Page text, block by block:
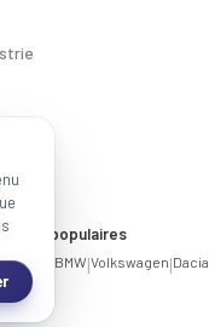
populaires
BMW|Volkswagen|Dacia